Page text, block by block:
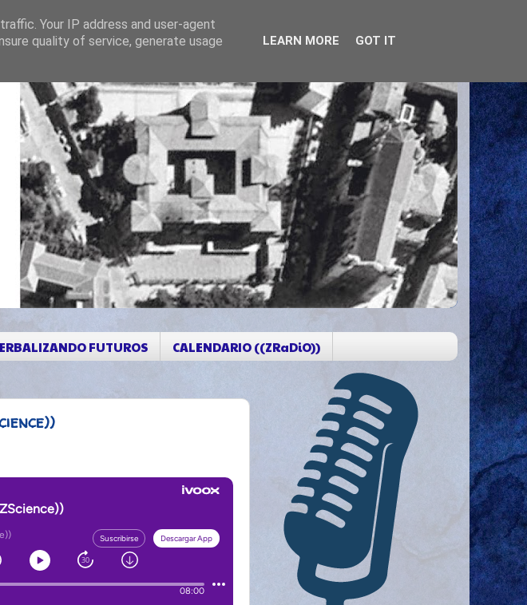
FUTUROS CALENDARIO ((ZRaDiO))
Your IP address and user-agent
quality of service, generate usage
LEARN MORE GOT IT